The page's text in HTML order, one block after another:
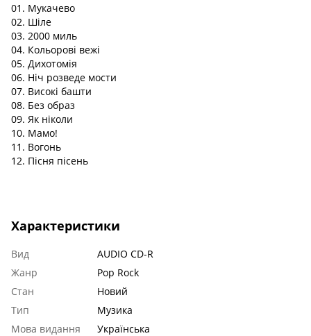
01. Мукачево
02. Шіле
03. 2000 миль
04. Кольорові вежі
05. Дихотомія
06. Ніч розведе мости
07. Високі башти
08. Без образ
09. Як ніколи
10. Мамо!
11. Вогонь
12. Пісня пісень
Характеристики
Вид
AUDIO CD-R
Жанр
Pop Rock
Стан
Новий
Тип
Музика
Мова видання
Українська